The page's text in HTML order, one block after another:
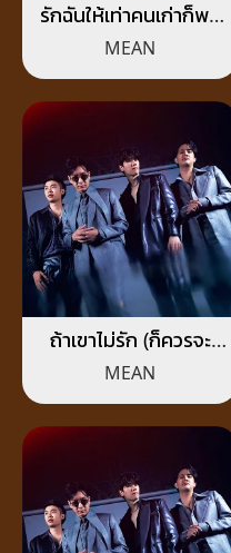
รักฉันให้เท่าคนเก่าก็พอ
(Unfair)
MEAN
ถ้าเขาไม่รัก (ก็ควรจะ
พอแล้วไหม)
MEAN